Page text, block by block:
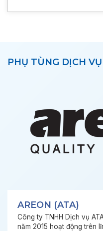
PHỤ TÙNG DỊCH
AREON (ATA)
Công ty TNHH Dịch vụ
năm 2015 hoạt động trên